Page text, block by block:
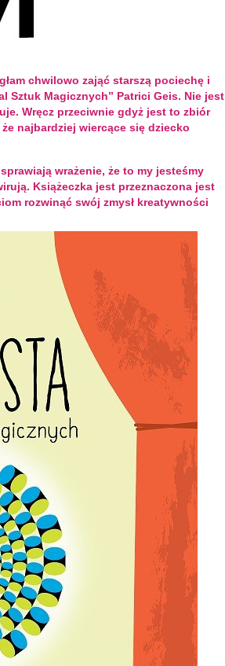
chwilowo zająć starszą pociechę i
Sztuk Magicznych” Patrici Geis. Nie jest
Wręcz przeciwnie gdyż jest to zbiór
najbardziej wiercące się dziecko
wrażenie, że to my jesteśmy
Książeczka jest przeznaczona jest
rozwinąć swój zmysł kreatywności